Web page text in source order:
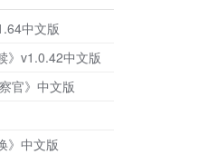
中文版
》v1.0.42中文版
官》中文版
》中文版